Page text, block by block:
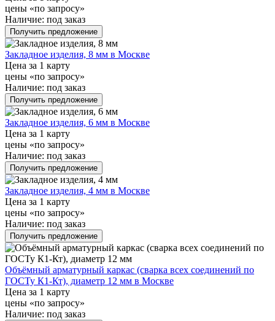
цены «по запросу»
Наличие: под заказ
Получить предложение
Закладное изделия, 8 мм в Москве
Цена за 1 карту
цены «по запросу»
Наличие: под заказ
Получить предложение
Закладное изделия, 6 мм в Москве
Цена за 1 карту
цены «по запросу»
Наличие: под заказ
Получить предложение
Закладное изделия, 4 мм в Москве
Цена за 1 карту
цены «по запросу»
Наличие: под заказ
Получить предложение
Объёмный арматурный каркас (сварка всех соединений по
ГОСТу К1-Кт), диаметр 12 мм в Москве
Цена за 1 карту
цены «по запросу»
Наличие: под заказ